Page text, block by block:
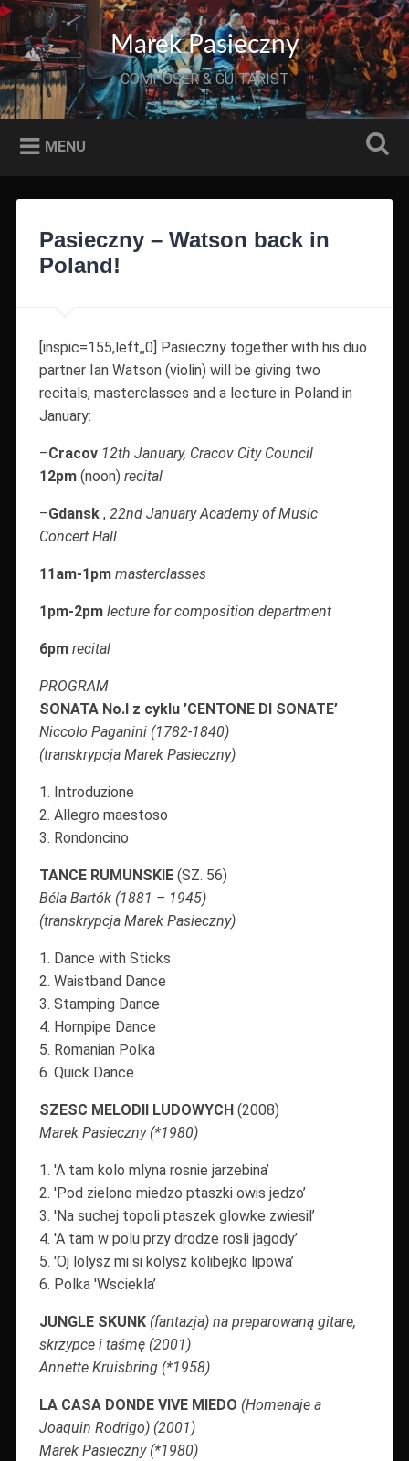
Przeskocz
treści
Szukaj Marek Pasieczny
COMPOSER & GUITARIST
MENU
Pasieczny – Watson back in
Poland!
[inspic=155,left,,0] Pasieczny together with his duo
partner Ian Watson (violin) will be giving two
recitals, masterclasses and a lecture in Poland in
January:
–Cracov 12th January, Cracov City Council
12pm(noon) recital
–Gdansk, 22nd January Academy of Music
Concert Hall
11am-1pm masterclasses
1pm-2pm lecture for composition department
6pm recital
PROGRAM
SONATA No.I z cyklu ’CENTONE DI SONATE’
Niccolo Paganini (1782-1840)
(transkrypcja Marek Pasieczny)
1. Introduzione
2. Allegro maestoso
3. Rondoncino
TANCE RUMUNSKIE(SZ. 56)
Béla Bartók (1881 – 1945)
(transkrypcja Marek Pasieczny)
1. Dance with Sticks
2. Waistband Dance
3. Stamping Dance
4. Hornpipe Dance
5. Romanian Polka
6. Quick Dance
SZESC MELODII LUDOWYCH (2008)
Marek Pasieczny (*1980)
1. 'A tam kolo mlyna rosnie jarzebina’
2. 'Pod zielono miedzo ptaszki owis jedzo’
3. 'Na suchej topoli ptaszek glowke zwiesil’
4. 'A tam w polu przy drodze rosli jagody’
5. 'Oj lolysz mi si kolysz kolibejko lipowa’
6. Polka 'Wsciekla’
JUNGLE SKUNK(fantazja) na preparowaną gitare,
skrzypce i taśmę (2001)
Annette Kruisbring (*1958)
LA CASA DONDE VIVE MIEDO (Homenaje a
Joaquin Rodrigo) (2001)
Marek Pasieczny (*1980)